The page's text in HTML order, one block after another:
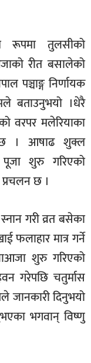
रूपमा तुलसीको
रीत बसालेको
पञ्चाङ्ग निर्णायक
बताउनुभयो ।धेरै
वरपर मलेरियाका
छ । आषाढ शुक्ल
पूजा शुरु गरिएको
छ ।
गरी व्रत बसेका
फलाहार मात्र गर्ने
शुरु गरिएको
गरेपछि चतुर्मास
जानकारी दिनुभयो
भगवान् विष्णु